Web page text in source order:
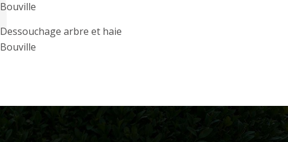
Bouville
Dessouchage arbre et haie
Bouville